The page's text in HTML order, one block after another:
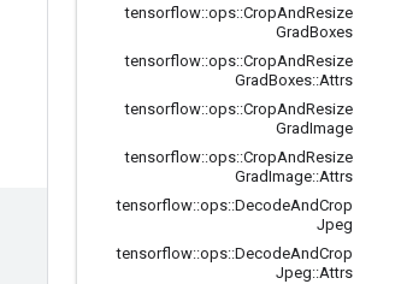
tensorflow::ops::CropAndResize
GradBoxes
tensorflow::ops::CropAndResize
GradBoxes::Attrs
tensorflow::ops::CropAndResize
GradImage
tensorflow::ops::CropAndResize
GradImage::Attrs
tensorflow::ops::DecodeAndCrop
Jpeg
tensorflow::ops::DecodeAndCrop
Jpeg::Attrs